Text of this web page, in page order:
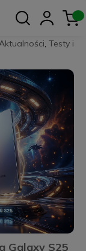
Galaxy S25
, Testy i